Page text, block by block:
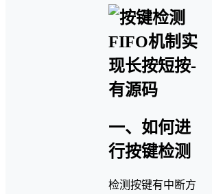
一、如何进
行按键检测
检测按键有中断方